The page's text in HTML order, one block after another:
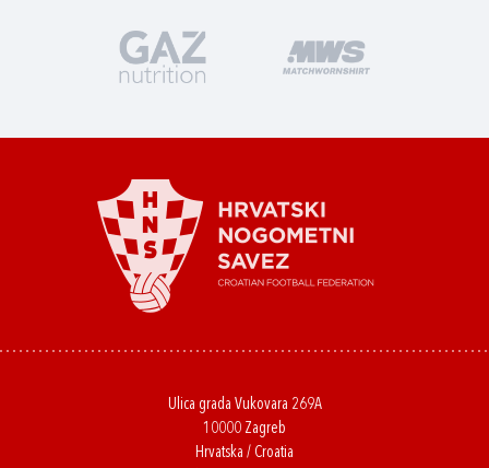
Ulica grada Vukovara 269A
10000 Zagreb
Hrvatska / Croatia